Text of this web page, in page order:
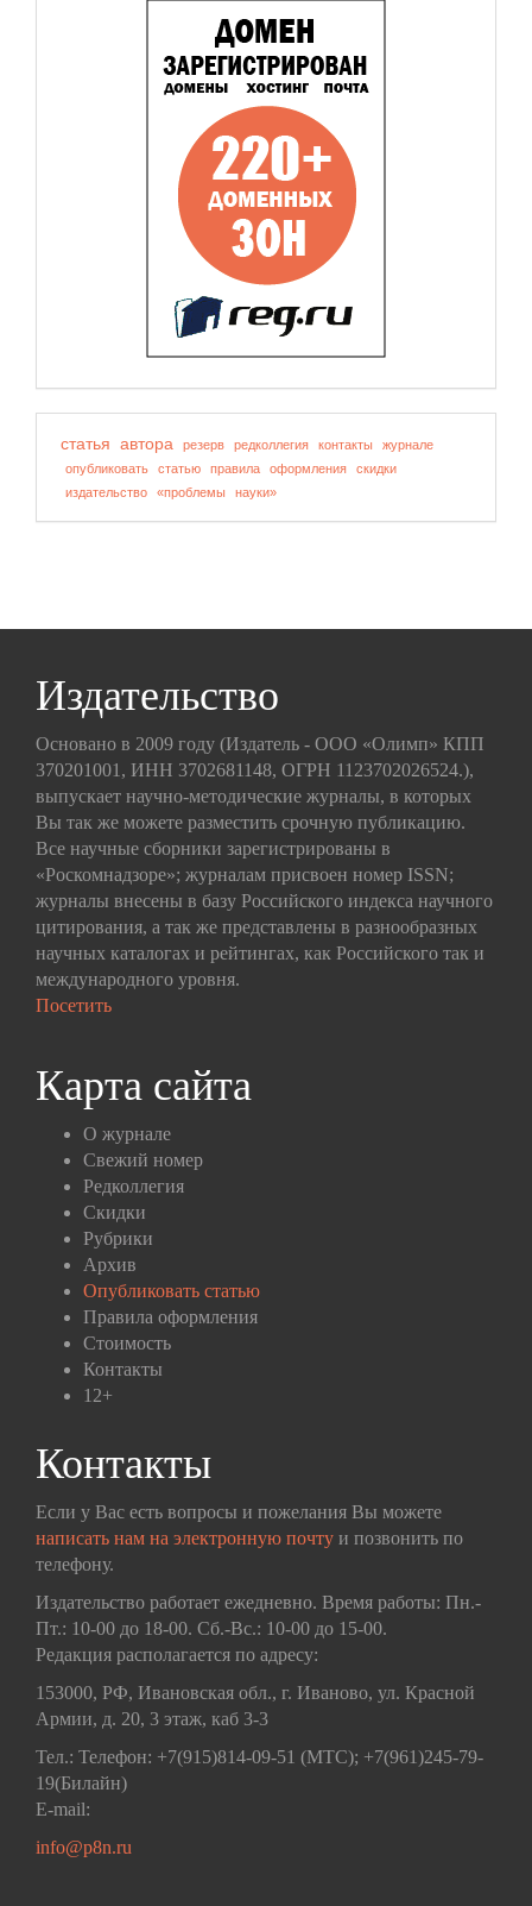
статья автора резерв редколлегия контакты
журнале
опубликовать
статью правила оформления
скидки
издательство
«проблемы науки»
Издательство
Основано в 2009 году (Издатель - ООО «Олимп» КПП
370201001, ИНН 3702681148, ОГРН 1123702026524.),
выпускает научно-методические журналы, в которых
Вы так же можете разместить срочную публикацию.
Все научные сборники зарегистрированы в
«Роскомнадзоре»; журналам присвоен номер ISSN;
журналы внесены в базу Российского индекса научного
цитирования, а так же представлены в разнообразных
научных каталогах и рейтингах, как Российского так и
международного уровня.
Посетить
Карта сайта
О журнале
Свежий номер
Редколлегия
Скидки
Рубрики
Архив
Опубликовать статью
Правила оформления
Стоимость
Контакты
12+
Контакты
Если у Вас есть вопросы и пожелания Вы можете
написать нам на электронную почту и позвонить по
телефону.
Издательство работает ежедневно. Время работы: Пн.-
Пт.: 10-00 до 18-00. Сб.-Вс.: 10-00 до 15-00.
Редакция располагается по адресу:
153000, РФ, Ивановская обл., г. Иваново, ул. Красной
Армии, д. 20, 3 этаж, каб 3-3
Тел.: Телефон: +7(915)814-09-51 (МТС); +7(961)245-79-
19(Билайн)
E-mail:
info@p8n.ru